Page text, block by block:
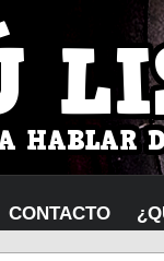
CONTACTO